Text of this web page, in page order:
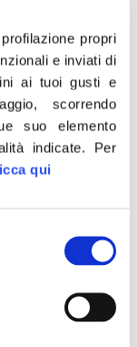
propri
e inviati di
ai tuoi gusti e
scorrendo
suo elemento
indicate. Per
qui
della
invece, è